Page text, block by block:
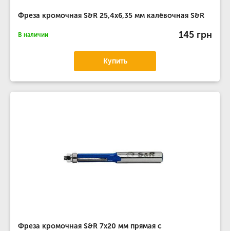
Фреза кромочная S&R 25,4х6,35 мм калёвочная S&R
В наличии 145 грн
Купить
Фреза кромочная S&R 7х20 мм прямая с